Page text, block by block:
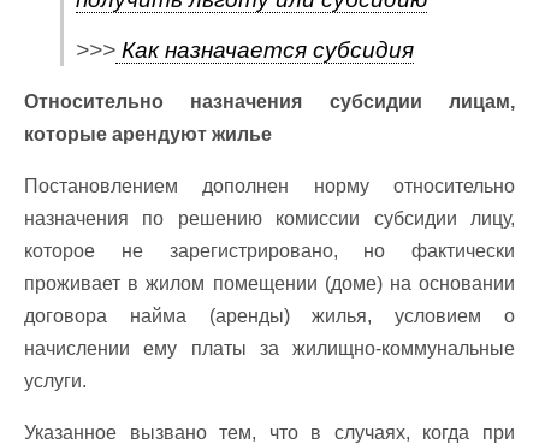
>>> Как назначается субсидия
Относительно назначения субсидии лицам,
которые арендуют жилье
Постановлением дополнен норму относительно
назначения по решению комиссии субсидии лицу,
которое не зарегистрировано, но фактически
проживает в жилом помещении (доме) на основании
договора найма (аренды) жилья, условием о
начислении ему платы за жилищно-коммунальные
услуги.
Указанное вызвано тем, что в случаях, когда при